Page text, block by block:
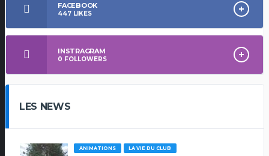
FACEBOOK
447 LIKES
INSTRAGRAM
0 FOLLOWERS
LES NEWS
ANIMATIONS LA VIE DU CLUB